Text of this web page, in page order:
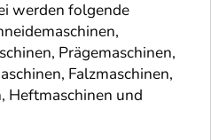
werden folgende
Prägemaschinen,
Falzmaschinen,
Heftmaschinen und